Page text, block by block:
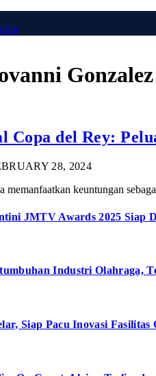
Gonzalez
Copa del Rey:
28, 2024
memanfaatkan keuntungan
JMTV Awards 2025 Siap
Industri Olahraga,
Siap Pacu Inovasi Fasilitas